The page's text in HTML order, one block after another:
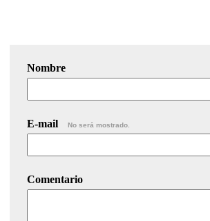
Nombre
E-mail No será mostrado.
Comentario